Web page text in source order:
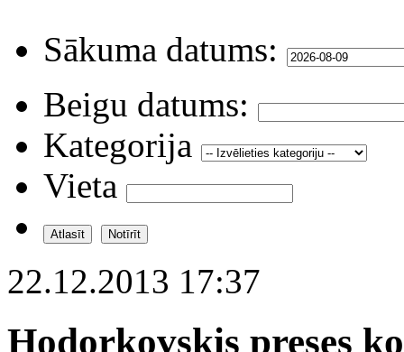
Sākuma datums:
Beigu datums:
Kategorija
Vieta
22.12.2013 17:37
Hodorkovskis preses